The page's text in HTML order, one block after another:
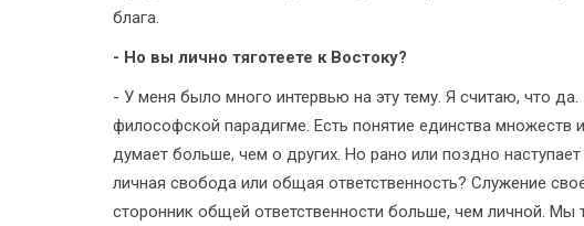
блага.
- Но вы лично тяготеете к Востоку?
- У меня было много интервью на эту тему. Я считаю, что
философской парадигме. Есть понятие единства
думает больше, чем о других. Но рано или поздно
личная свобода или общая ответственность? Служение
сторонник общей ответственности больше, чем личной. Мы